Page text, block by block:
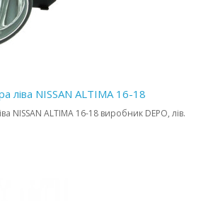
ліва NISSAN ALTIMA 16-18
NISSAN ALTIMA 16-18 виробник DEPO, лів.